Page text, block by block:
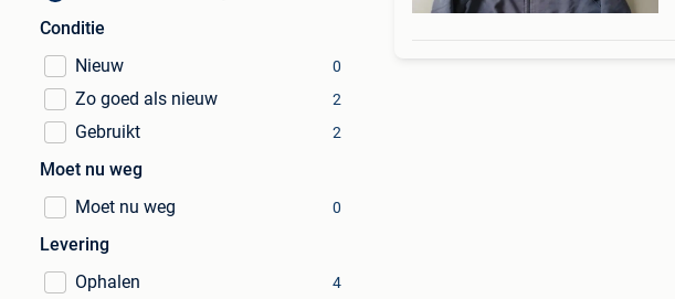
Conditie
Nieuw
0
Zo goed als nieuw 2
Gebruikt 2
Moet nu weg
Moet nu weg
0
Levering
Ophalen
4